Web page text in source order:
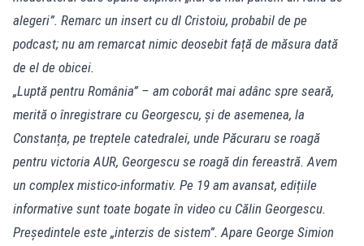
alegeri”. Remarc un insert cu dl Cristoiu, probabil de pe
podcast; nu am remarcat nimic deosebit față de măsura dată
de el de obicei.
„Luptă pentru România” – am coborât mai adânc spre seară,
merită o înregistrare cu Georgescu, și de asemenea, la
Constanța, pe treptele catedralei, unde Păcuraru se roagă
pentru victoria AUR, Georgescu se roagă din fereastră. Avem
un complex mistico-informativ. Pe 19 am avansat, edițiile
informative sunt toate bogate în video cu Călin Georgescu.
Președintele este „interzis de sistem”. Apare George Simion